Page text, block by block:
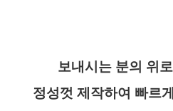
보내시는 분의 위
정성껏 제작하여 빠르